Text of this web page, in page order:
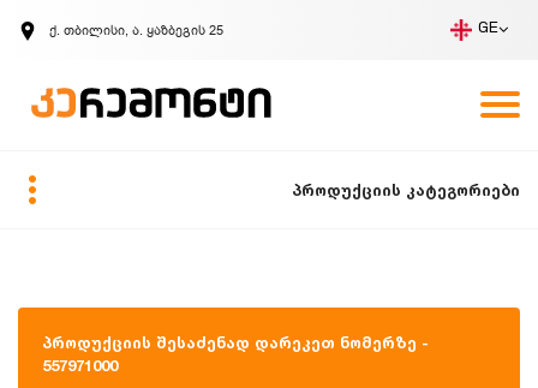
ქ. თბილისი, ა. ყაზბეგის 25 GE
ზარის მოთხოვნა
პროდუქციის კატეგორიები
პროდუქციის შესაძენად დარეკეთ ნომერზე -
557971000